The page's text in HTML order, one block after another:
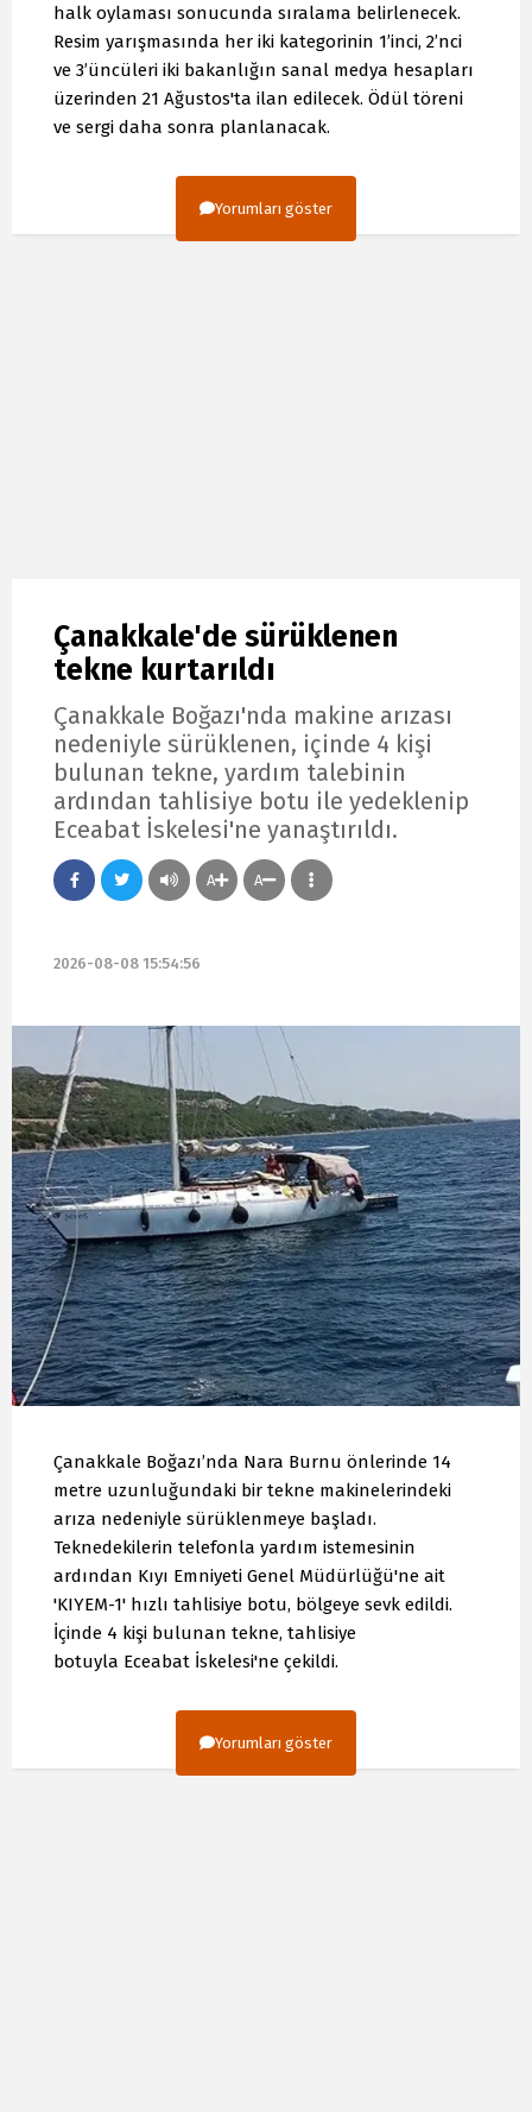
halk oylaması sonucunda sıralama belirlenecek.
Resim yarışmasında her iki kategorinin 1’inci, 2’nci
ve 3’üncüleri iki bakanlığın sanal medya hesapları
üzerinden 21 Ağustos'ta ilan edilecek. Ödül töreni
ve sergi daha sonra planlanacak.
Yorumları göster
Çanakkale'de sürüklenen
tekne kurtarıldı
Çanakkale Boğazı'nda makine arızası
nedeniyle sürüklenen, içinde 4 kişi
bulunan tekne, yardım talebinin
ardından tahlisiye botu ile yedeklenip
Eceabat İskelesi'ne yanaştırıldı.
A A
2026-08-08 15:54:56
Çanakkale Boğazı’nda Nara Burnu önlerinde 14
metre uzunluğundaki bir tekne makinelerindeki
arıza nedeniyle sürüklenmeye başladı.
Teknedekilerin telefonla yardım istemesinin
ardından Kıyı Emniyeti Genel Müdürlüğü'ne ait
'KIYEM-1' hızlı tahlisiye botu, bölgeye sevk edildi.
İçinde 4 kişi bulunan tekne, tahlisiye
botuyla Eceabat İskelesi'ne çekildi.
Yorumları göster